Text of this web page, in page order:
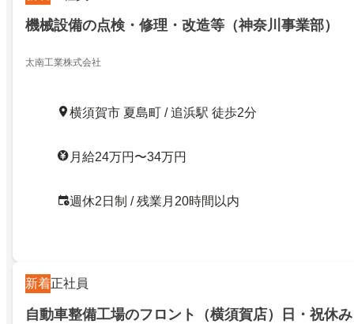
機械設備の点検・修理・改造等（神奈川事業部）
太南工業株式会社
横須賀市 夏島町 / 追浜駅 徒歩2分
月給24万円〜34万円
週休2日制 / 残業月20時間以内
新着正社員
自動車整備工場のフロント（横須賀店）日・祝休み